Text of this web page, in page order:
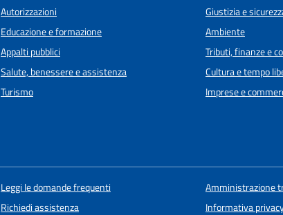
Autorizzazioni
Educazione e formazione
Appalti pubblici
Salute, benessere e assistenza
Turismo
Giustizia e
Ambiente
Tributi, finanze e
Cultura e tempo
Imprese e
Leggi le domande frequenti
Richiedi assistenza
Amministrazione
Informativa